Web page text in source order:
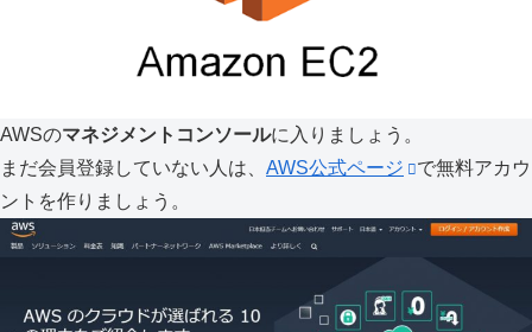
AWSのマネジメントコンソールに入りましょう。
まだ会員登録していない人は、 AWS公式ページ
で無料アカウ
ントを作りましょう。